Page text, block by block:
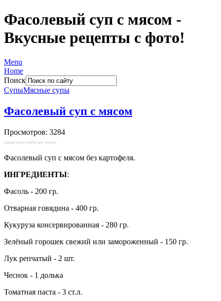
Фасолевый суп с мясом -
Вкусные рецепты с фото!
Menu
Home
Поиск
СупыМясные супы
Фасолевый суп с мясом
Просмотров: 3284
Социальные кнопки для Joomla
Фасолевый суп с мясом без картофеля.
ИНГРЕДИЕНТЫ:
Фасоль - 200 гр.
Отварная говядина - 400 гр.
Кукуруза консервированная - 280 гр.
Зелёный горошек свежий или замороженный - 150 гр.
Лук репчатый - 2 шт.
Чеснок - 1 долька
Томатная паста - 3 ст.л.